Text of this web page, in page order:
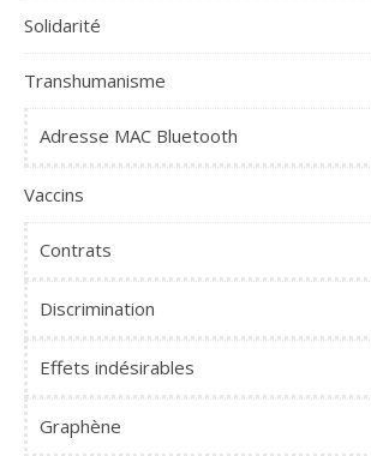
Solidarité
Transhumanisme
Adresse MAC Bluetooth
Vaccins
Contrats
Discrimination
Effets indésirables
Graphène